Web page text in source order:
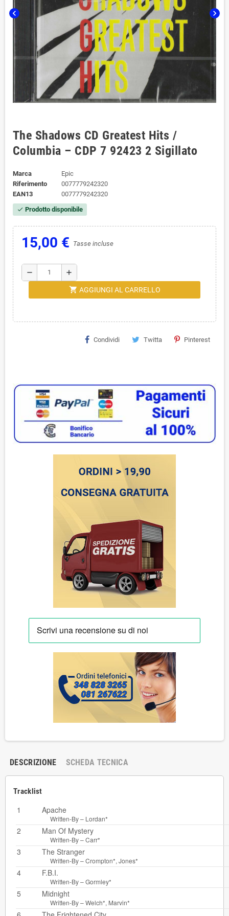
chevron_left chevron_right
The Shadows CD Greatest Hits /
Columbia – CDP 7 92423 2 Sigillato
Marca
Epic
Riferimento
0077779242320
EAN13
0077779242320
check Prodotto disponibile
15,00 € Tasse incluse
remove add
shopping_cart AGGIUNGI AL CARRELLO
Condividi Twitta Pinterest
DESCRIZIONE SCHEDA TECNICA
Tracklist
1 Apache
Written-By – Lordan*
2 Man Of Mystery
Written-By –Carr*
3 The Stranger
Written-By –Crompton*, Jones*
4 F.B.I.
Written-By –Gormley*
5 Midnight
Written-By –Welch*, Marvin*